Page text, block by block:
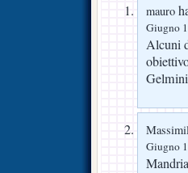
mauro
Giugno
Alcuni
Giugno